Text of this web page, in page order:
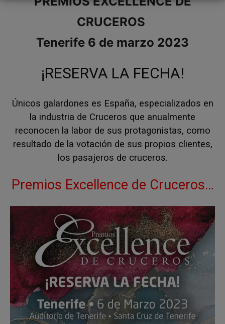
CRUCEROS
Tenerife 6 de marzo 2023
¡RESERVA LA FECHA!
Únicos galardones es España, especializados en
la industria de Cruceros que anualmente
reconocen la labor de sus protagonistas, como
resultado de la votación de sus propios clientes,
los pasajeros de cruceros.
Premios Excellence de Cruceros…